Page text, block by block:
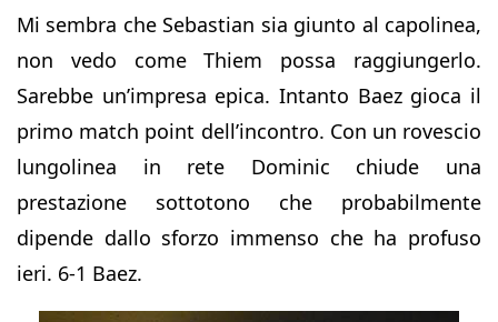
Mi sembra che Sebastian sia giunto al capolinea,
non vedo come Thiem possa raggiungerlo.
Sarebbe un’impresa epica. Intanto Baez gioca il
primo match point dell’incontro. Con un rovescio
lungolinea in rete Dominic chiude una
prestazione sottotono che probabilmente
dipende dallo sforzo immenso che ha profuso
ieri. 6-1 Baez.